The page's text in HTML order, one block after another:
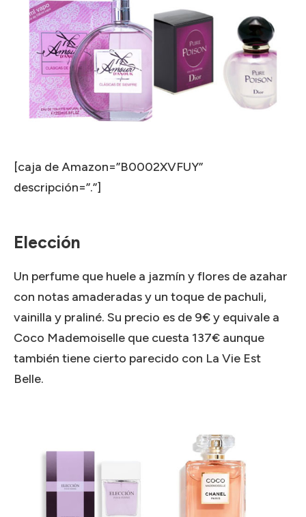
[caja de Amazon=”B0002XVFUY”
descripción=”.”]
Elección
Un perfume que huele a jazmín y flores de azahar
con notas amaderadas y un toque de pachuli,
vainilla y praliné. Su precio es de 9€ y equivale a
Coco Mademoiselle que cuesta 137€ aunque
también tiene cierto parecido con La Vie Est
Belle.